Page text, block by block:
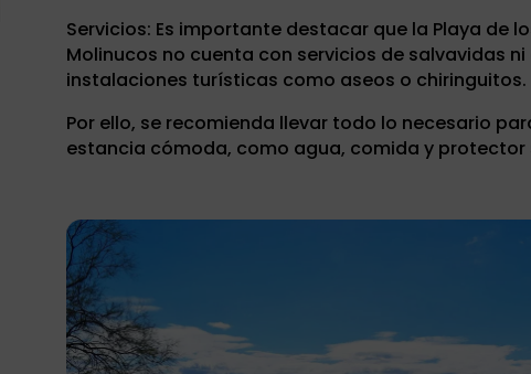
Servicios: Es importante destacar que la Playa de
Molinucos no cuenta con servicios de salvavidas ni
instalaciones turísticas como aseos o chiringuitos.
Por ello, se recomienda llevar todo lo necesario
estancia cómoda, como agua, comida y protector